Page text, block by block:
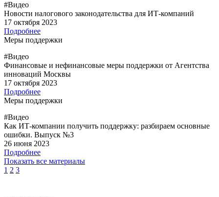
#Видео
Новости налогового законодательства для ИТ-компаний
17 октября 2023
Подробнее
Меры поддержки
#Видео
Финансовые и нефинансовые меры поддержки от Агентства
инноваций Москвы
17 октября 2023
Подробнее
Меры поддержки
#Видео
Как ИТ-компании получить поддержку: разбираем основные
ошибки. Выпуск №3
26 июня 2023
Подробнее
Показать все материалы
1 2 3